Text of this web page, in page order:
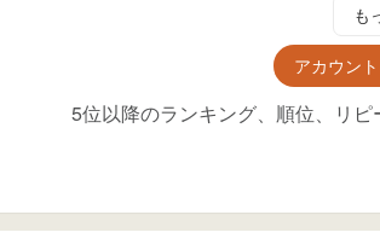
も
アカウン
5位以降のランキング、順位、リ